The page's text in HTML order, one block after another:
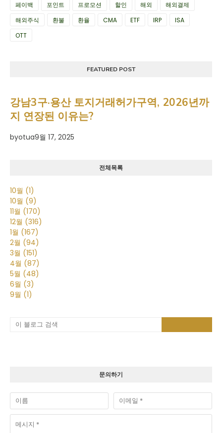
페이백
포인트 프로모션 할인 해외
해외결제
해외주식
환불 환율 CMA ETF IRP
ISA
OTT
FEATURED POST
강남3구·용산 토지거래허가구역, 2026년까
지 연장된 이유는?
byotua9월 17, 2025
전체목록
10월 (1)
10월 (9)
11월 (170)
12월 (316)
1월 (167)
2월 (94)
3월 (151)
4월 (87)
5월 (48)
6월 (3)
9월 (1)
문의하기